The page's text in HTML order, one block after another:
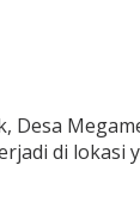
Desa
di lokasi